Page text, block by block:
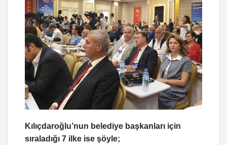
Kılıçdaroğlu’nun belediye başkanları için
sıraladığı 7 ilke ise şöyle;